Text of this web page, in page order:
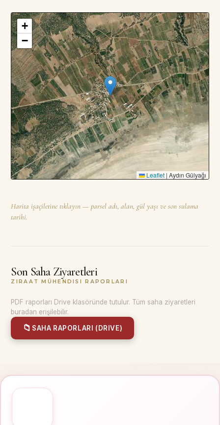
3 PARSEL · TOPLAM—DA
+
−
Leaflet | Aydın Gülyağı
Harita işaçiletine tıklayın — parsel adı, alan, gül yaşı ve son sulama
tarihi.
Son Saha Ziyaretleri
ZIRAAT MÜHENDISI RAPORLARI
PDF raporları Drive klasöründe tutulur. Tüm saha ziyaretleri
buradan erişilebilir.
📁 SAHA RAPORLARI (DRIVE)